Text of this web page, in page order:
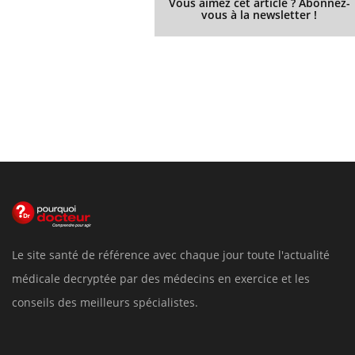
Vous aimez cet article ? Abonnez-
vous à la newsletter !
Le site santé de référence avec chaque jour toute l'actualité
médicale decryptée par des médecins en exercice et les
conseils des meilleurs spécialistes.